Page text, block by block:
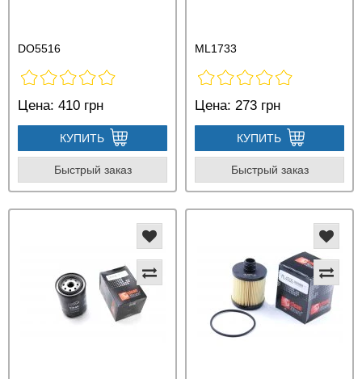
DO5516
Цена: 410 грн
КУПИТЬ
Быстрый заказ
ML1733
Цена: 273 грн
КУПИТЬ
Быстрый заказ